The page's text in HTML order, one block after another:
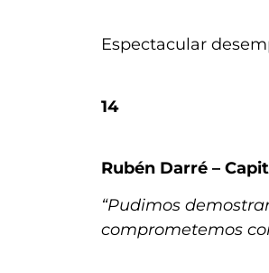
Espectacular
14
Rubén Darré –
“Pudimos
comprometemos